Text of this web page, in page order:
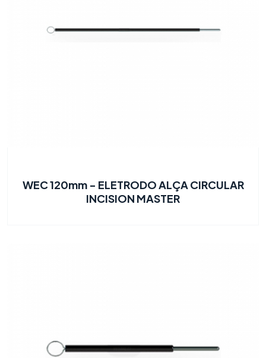
WEC 120mm - ELETRODO ALÇA CIRCULAR
INCISION MASTER